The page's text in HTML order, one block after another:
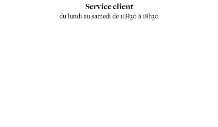
Service client
du lundi au samedi de 11H30 à 18h30